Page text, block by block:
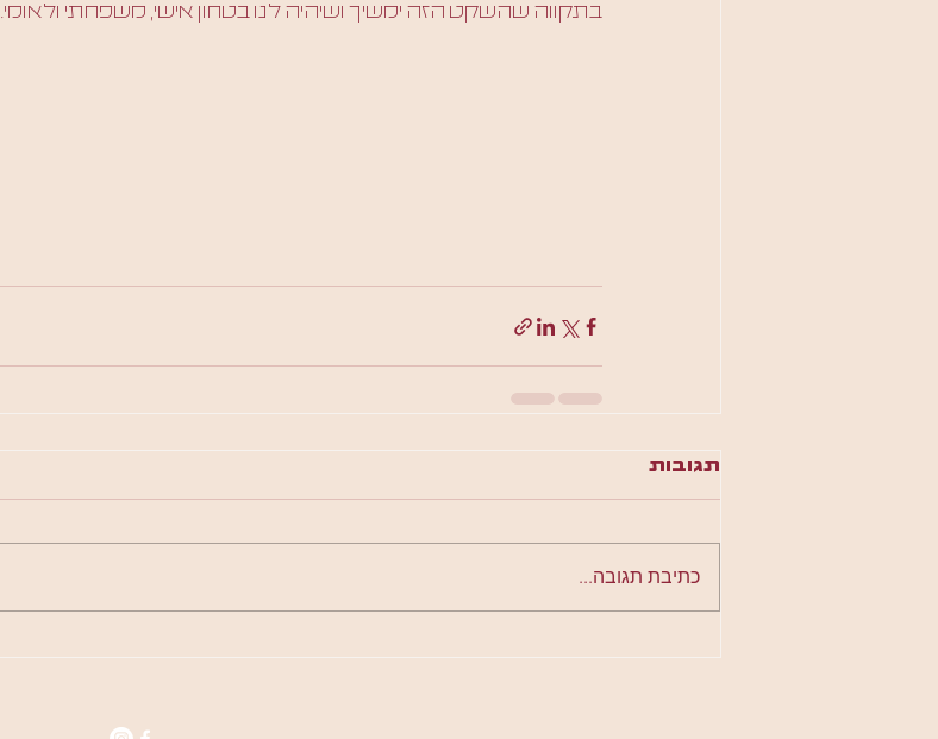
בתקווה שהשקט הזה ימשיך ושיהיה לנו בטחון אישי, משפחתי ולאומי.
תגובות
כתיבת תגובה...